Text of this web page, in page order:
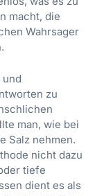
macht, die
Wahrsager
zu
man, wie bei
Salz nehmen.
nicht dazu
tiefe
dient es als